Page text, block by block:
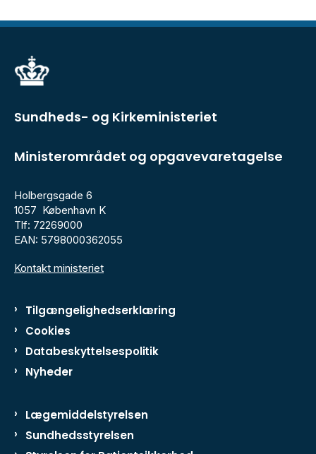
Sundheds- og Kirkeministeriet
Ministerområdet og opgavevaretagelse
Holbergsgade 6
1057 København K
Tlf: 72269000
EAN: 5798000362055
Kontakt ministeriet
Tilgængelighedserklæring
Cookies
Databeskyttelsespolitik
Nyheder
Lægemiddelstyrelsen
Sundhedsstyrelsen